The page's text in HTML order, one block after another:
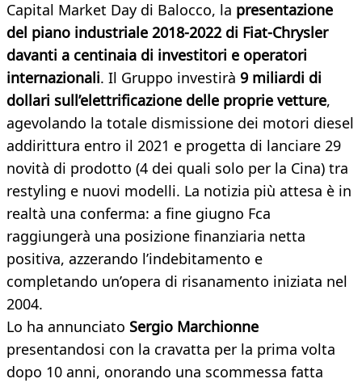
Capital Market Day di Balocco, la presentazione
del piano industriale 2018-2022 di Fiat-Chrysler
davanti a centinaia di investitori e operatori
internazionali. Il Gruppo investirà 9 miliardi di
dollari sull’elettrificazione delle proprie vetture,
agevolando la totale dismissione dei motori diesel
addirittura entro il 2021 e progetta di lanciare 29
novità di prodotto (4 dei quali solo per la Cina) tra
restyling e nuovi modelli. La notizia più attesa è in
realtà una conferma: a fine giugno Fca
raggiungerà una posizione finanziaria netta
positiva, azzerando l’indebitamento e
completando un’opera di risanamento iniziata nel
2004.
Lo ha annunciato Sergio Marchionne
presentandosi con la cravatta per la prima volta
dopo 10 anni, onorando una scommessa fatta